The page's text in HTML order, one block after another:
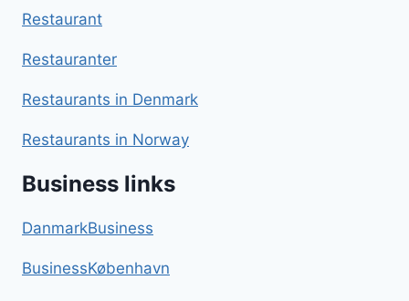
Restaurant
Restauranter
Restaurants in Denmark
Restaurants in Norway
Business links
DanmarkBusiness
BusinessKøbenhavn